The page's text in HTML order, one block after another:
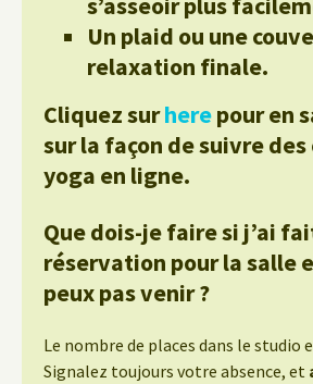
Un plaid ou une
relaxation finale.
Cliquez surherepour en
sur la façon de suivre des
yoga en ligne.
Que dois-je faire si j’ai
réservation pour la salle
peux pas venir ?
Le nombre de places dans le studio
Signalez toujours votre absence, et